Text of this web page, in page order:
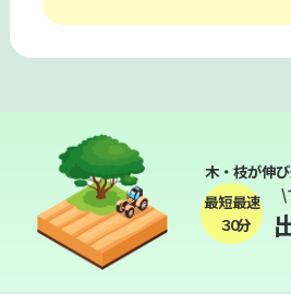
木・枝が伸
最短最速
３０分
\